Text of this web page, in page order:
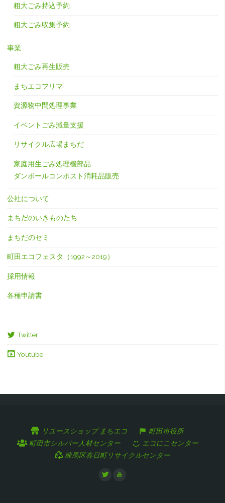
粗大ごみ持込予約
粗大ごみ収集予約
事業
粗大ごみ再生販売
まちエコフリマ
資源物中間処理事業
イベントごみ減量支援
リサイクル広場まちだ
家庭用生ごみ処理機部品
ダンボールコンポスト消耗品販売
公社について
まちだのいきものたち
まちだのセミ
町田エコフェスタ（1992～2019）
採用情報
各種申請書
Twitter
Youtube
リユースショップ まちエコ
町田市役所
町田市シルバー人材センター
エコにこセンター
練馬区春日町リサイクルセンター